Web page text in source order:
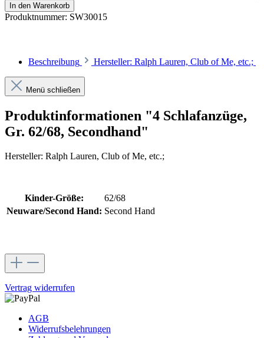
In den Warenkorb
Produktnummer: SW30015
Beschreibung Hersteller: Ralph Lauren, Club of Me, etc.;
Menü schließen
Produktinformationen "4 Schlafanzüge,
Gr. 62/68, Secondhand"
Hersteller: Ralph Lauren, Club of Me, etc.;
Kinder-Größe:
62/68
Neuware/Second Hand: Second Hand
Vertrag widerrufen
AGB
Widerrufsbelehrungen